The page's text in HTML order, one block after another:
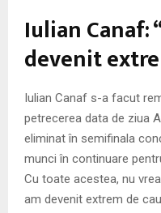
Iulian Canaf:
devenit
Iulian Canaf s-a facut
petrecerea data de ziua
eliminat în semifinala
munci în continuare
Cu toate acestea, nu
am devenit extrem de